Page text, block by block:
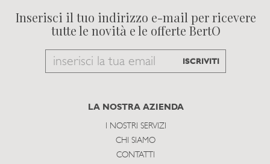
Inserisci il tuo indirizzo e-mail per ricevere
tutte le novità e le offerte BertO
Email
subscribe
ISCRIVITI
LA NOSTRA AZIENDA
I NOSTRI SERVIZI
CHI SIAMO
CONTATTI